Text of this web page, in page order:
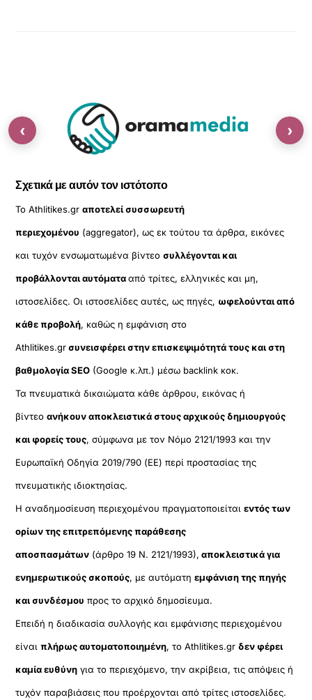
Σχετικά με αυτόν τον ιστότοπο
Το Athlitikes.grαποτελεί συσσωρευτή
περιεχομένου (aggregator), ως εκ τούτου τα άρθρα, εικόνες
και τυχόν ενσωματωμένα βίντεοσυλλέγονται και
προβάλλονται αυτόματααπό τρίτες, ελληνικές και μη,
ιστοσελίδες. Οι ιστοσελίδες αυτές, ως πηγές, ωφελούνται από
κάθε προβολή, καθώς η εμφάνιση στο
Athlitikes.grσυνεισφέρει στην επισκεψιμότητά τους και στη
βαθμολογία SEO (Google κ.λπ.) μέσω backlink κοκ.
Τα πνευματικά δικαιώματα κάθε άρθρου, εικόνας ή
βίντεοανήκουν αποκλειστικά στους αρχικούς δημιουργούς
και φορείς τους, σύμφωνα με τον Νόμο 2121/1993 και την
Ευρωπαϊκή Οδηγία 2019/790 (ΕΕ) περί προστασίας της
πνευματικής ιδιοκτησίας.
Η αναδημοσίευση περιεχομένου πραγματοποιείταιεντός των
ορίων της επιτρεπόμενης παράθεσης
αποσπασμάτων (άρθρο 19 Ν. 2121/1993), αποκλειστικά για
ενημερωτικούς σκοπούς, με αυτόματηεμφάνιση της πηγής
και συνδέσμου προς το αρχικό δημοσίευμα.
Επειδή η διαδικασία συλλογής και εμφάνισης περιεχομένου
είναιπλήρως αυτοματοποιημένη, το Athlitikes.gr δεν φέρει
καμία ευθύνη για το περιεχόμενο, την ακρίβεια, τις απόψεις ή
τυχόν παραβιάσεις που προέρχονται από τρίτες ιστοσελίδες.
‹ ›